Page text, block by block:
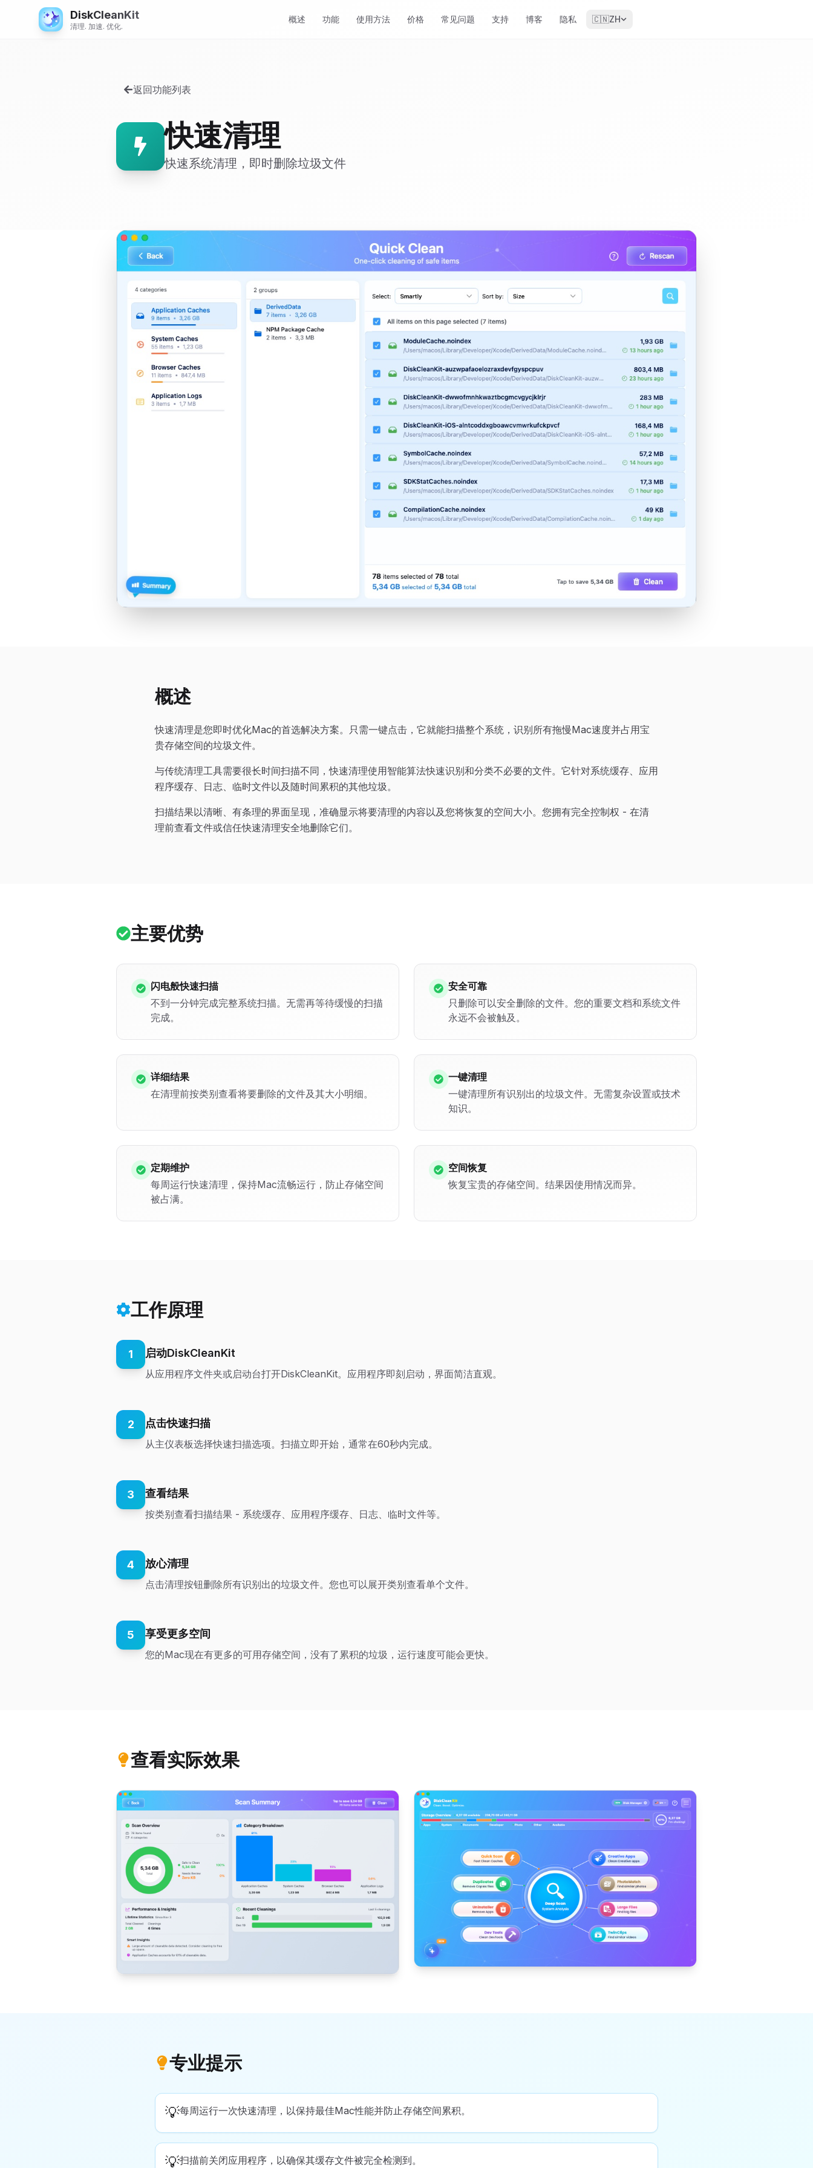
DiskCleanKit
清理. 加速. 优化.
概述 功能 使用方法 价格 常见问题 支持 博客 隐私 🇨🇳ZH
返回功能列表
快速清理
快速系统清理，即时删除垃圾文件
概述
快速清理是您即时优化Mac的首选解决方案。只需一键点击，它就能扫描整个系统，识别所有拖慢Mac速度并占用宝
贵存储空间的垃圾文件。
与传统清理工具需要很长时间扫描不同，快速清理使用智能算法快速识别和分类不必要的文件。它针对系统缓存、应用
程序缓存、日志、临时文件以及随时间累积的其他垃圾。
扫描结果以清晰、有条理的界面呈现，准确显示将要清理的内容以及您将恢复的空间大小。您拥有完全控制权 - 在清
理前查看文件或信任快速清理安全地删除它们。
主要优势
闪电般快速扫描
不到一分钟完成完整系统扫描。无需再等待缓慢的扫描
完成。
安全可靠
只删除可以安全删除的文件。您的重要文档和系统文件
永远不会被触及。
详细结果
在清理前按类别查看将要删除的文件及其大小明细。
一键清理
一键清理所有识别出的垃圾文件。无需复杂设置或技术
知识。
定期维护
每周运行快速清理，保持Mac流畅运行，防止存储空间
被占满。
空间恢复
恢复宝贵的存储空间。结果因使用情况而异。
工作原理
1 启动DiskCleanKit
从应用程序文件夹或启动台打开DiskCleanKit。应用程序即刻启动，界面简洁直观。
2 点击快速扫描
从主仪表板选择快速扫描选项。扫描立即开始，通常在60秒内完成。
3 查看结果
按类别查看扫描结果 - 系统缓存、应用程序缓存、日志、临时文件等。
4 放心清理
点击清理按钮删除所有识别出的垃圾文件。您也可以展开类别查看单个文件。
5 享受更多空间
您的Mac现在有更多的可用存储空间，没有了累积的垃圾，运行速度可能会更快。
查看实际效果
专业提示
💡每周运行一次快速清理，以保持最佳Mac性能并防止存储空间累积。
💡扫描前关闭应用程序，以确保其缓存文件被完全检测到。